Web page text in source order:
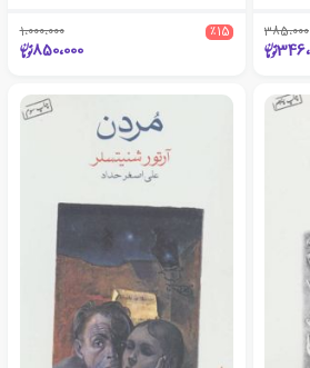
385،000 ٪15 1،000،000
850،000